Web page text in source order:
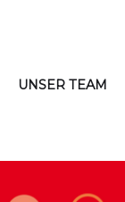
UNSER TEAM